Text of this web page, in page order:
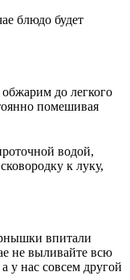
блюдо будет
до легкого
помешивая
водой,
к луку,
впитали
не выливайте всю
у нас совсем другой